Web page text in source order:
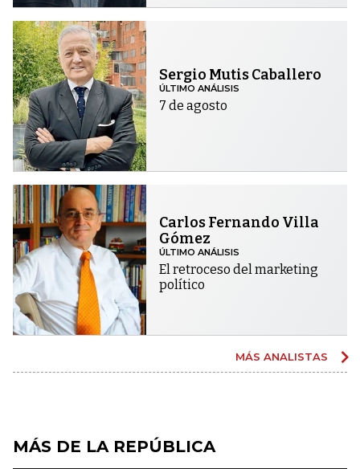
Sergio Mutis Caballero
ÚLTIMO ANÁLISIS
7 de agosto
Carlos Fernando Villa
Gómez
ÚLTIMO ANÁLISIS
El retroceso del marketing
político
MÁS ANALISTAS
MÁS DE LA REPÚBLICA